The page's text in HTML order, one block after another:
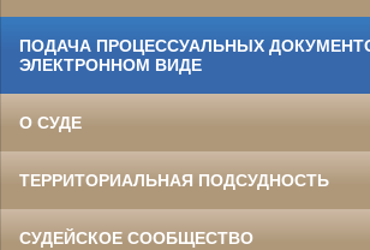
ПОДАЧА ПРОЦЕССУАЛЬНЫХ
ЭЛЕКТРОННОМ ВИДЕ
О СУДЕ
ТЕРРИТОРИАЛЬНАЯ ПОДСУДНОСТЬ
СУДЕЙСКОЕ СООБЩЕСТВО